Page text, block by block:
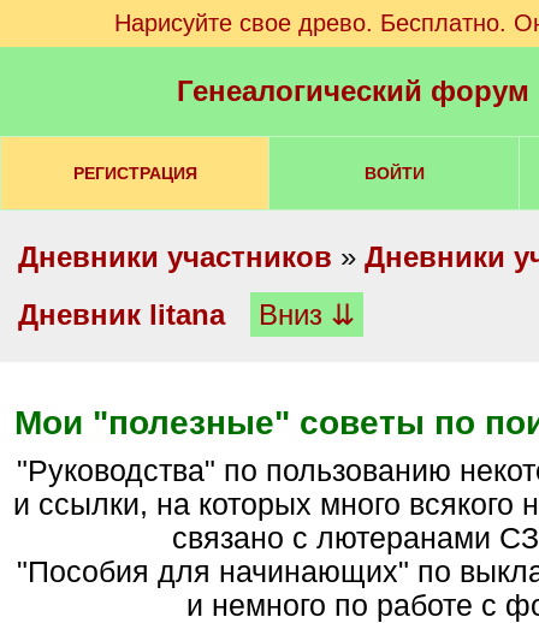
Нарисуйте свое древо. Бесплатно.
Генеалогический
РЕГИСТРАЦИЯ ВОЙТИ
Дневники участников » Дневники
Дневник litana
Вниз ⇊
Мои "полезные" советы по
"Руководства" по пользованию некоторыми сайтами
и ссылки, на которых много всякого
связано с лютеранами
"Пособия для начинающих" по
и немного по работе с